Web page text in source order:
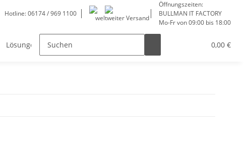
Hotline: 06174 / 969 1100
weltweiter Versand
Öffnungszeiten:
BULLMAN IT FACTORY
Mo-Fr von 09:00 bis 18:00
0,00 €
Lösungen Service